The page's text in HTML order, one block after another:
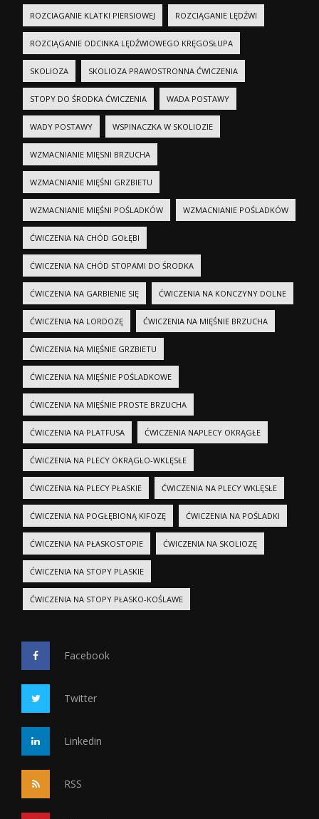
ROZCIAGANIE KLATKI PIERSIOWEJ ROZCIĄGANIE LĘDŹWI
ROZCIĄGANIE ODCINKA LĘDŹWIOWEGO KRĘGOSŁUPA
SKOLIOZA SKOLIOZA PRAWOSTRONNA ĆWICZENIA
STOPY DO ŚRODKA ĆWICZENIA WADA POSTAWY
WADY POSTAWY WSPINACZKA W SKOLIOZIE
WZMACNIANIE MIĘSNI BRZUCHA
WZMACNIANIE MIĘŚNI GRZBIETU
WZMACNIANIE MIĘŚNI POŚLADKÓW WZMACNIANIE POŚLADKÓW
ĆWICZENIA NA CHÓD GOŁĘBI
ĆWICZENIA NA CHÓD STOPAMI DO ŚRODKA
ĆWICZENIA NA GARBIENIE SIĘ ĆWICZENIA NA KONCZYNY DOLNE
ĆWICZENIA NA LORDOZĘ ĆWICZENIA NA MIĘŚNIE BRZUCHA
ĆWICZENIA NA MIĘŚNIE GRZBIETU
ĆWICZENIA NA MIĘŚNIE POŚLADKOWE
ĆWICZENIA NA MIĘŚNIE PROSTE BRZUCHA
ĆWICZENIA NA PLATFUSA ĆWICZENIA NAPLECY OKRĄGŁE
ĆWICZENIA NA PLECY OKRĄGŁO-WKLĘSŁE
ĆWICZENIA NA PLECY PŁASKIE ĆWICZENIA NA PLECY WKLĘSŁE
ĆWICZENIA NA POGŁĘBIONĄ KIFOZĘ ĆWICZENIA NA POŚLADKI
ĆWICZENIA NA PŁASKOSTOPIE ĆWICZENIA NA SKOLIOZĘ
ĆWICZENIA NA STOPY PLASKIE
ĆWICZENIA NA STOPY PŁASKO-KOŚLAWE
Facebook
Twitter
Linkedin
RSS